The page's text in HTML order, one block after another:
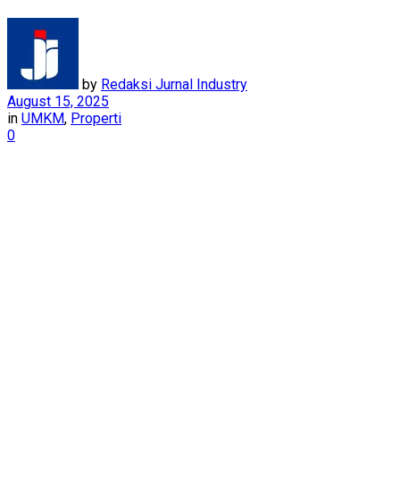
by Redaksi Jurnal Industry
August 15, 2025
in UMKM, Properti
0